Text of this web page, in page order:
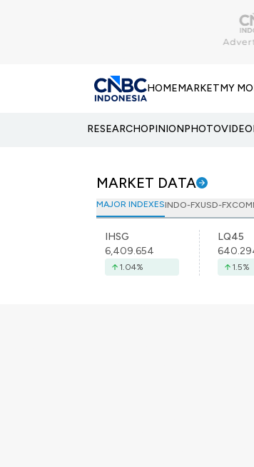
HOMEMARKETMY
RESEARCHOPINIONPHOTOVIDEO
MARKET DATA
MAJOR INDEXESINDO-FXUSD-FX
IHSG
6,409.654
1.04%
LQ45
1.5%